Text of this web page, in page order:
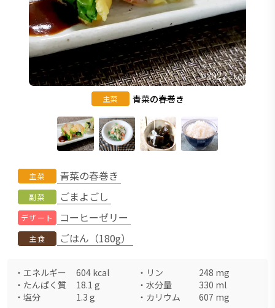
主菜 青菜の春巻き
主菜 青菜の春巻き
副菜 ごまよごし
デザート コーヒーゼリー
主食 ごはん（180g）
・ エネルギー 604 kcal ・ リン 248 mg
・ たんぱく質 18.1 g ・ 水分量 330 ml
・ 塩分 1.3 g ・ カリウム 607 mg